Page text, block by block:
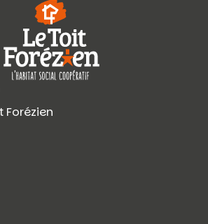
Forézien